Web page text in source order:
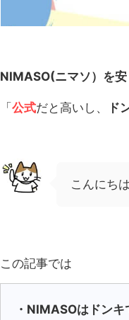
NIMASO(ニマソ）を安
「 公式だと高いし、 ド
こんにちは
この記事では
・NIMASOはドン